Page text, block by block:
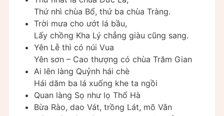
Thứ nhì chùa Bổ, thứ ba chùa Tràng.
Trời mưa cho ướt lá bầu,
Lấy chồng Kha Lý chẳng giàu cũng sang.
Yên Lễ thì có núi Vua
Yên sơn – Cao thượng có chùa Trăm Gian
Ai lên làng Quỷnh hái chè
Hái dăm ba lá xuống khe ta ngồi
Quan làng Sọ như lọ Thổ Hà
Bừa Rào, dao Vát, trồng Lát, mõ Vân